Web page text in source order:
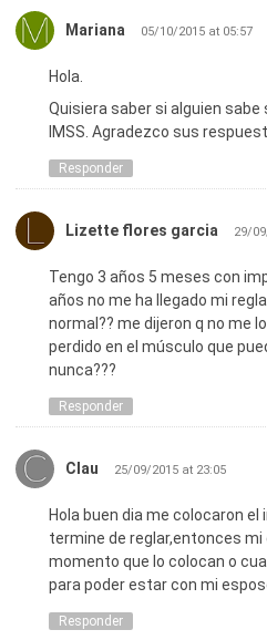
Mariana 05/10/2015 at 05:57
Hola.
Quisiera saber si alguien
IMSS. Agradezco sus
Responder
Lizette flores garcia 29/
Tengo 3 años 5 meses con
años no me ha llegado mi
normal?? me dijeron q no me
perdido en el músculo que
nunca???
Responder
Clau 25/09/2015 at 23:05
Hola buen dia me colocaron
termine de reglar,entonces mi
momento que lo colocan o
para poder estar con mi
Responder